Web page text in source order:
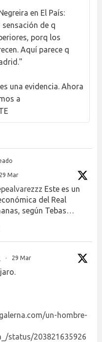
en El País:
de q
porq los
Aquí parece q
una evidencia. Ahora
a
29 Mar
Este es un
del Real
según Tebas…
· 29 Mar
un-hombre-
status/203821635926